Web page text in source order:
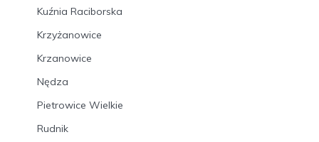
Kuźnia Raciborska
Krzyżanowice
Krzanowice
Nędza
Pietrowice Wielkie
Rudnik